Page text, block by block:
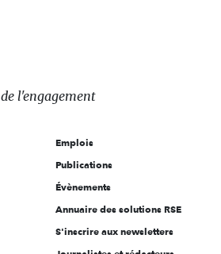
de l'engagement
Emplois
Publications
Évènements
Annuaire des solutions RSE
S'inscrire aux newsletters